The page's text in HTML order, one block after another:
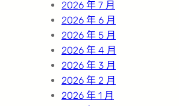
2026 年 7 月
2026 年 6 月
2026 年 5 月
2026 年 4 月
2026 年 3 月
2026 年 2 月
2026 年 1 月